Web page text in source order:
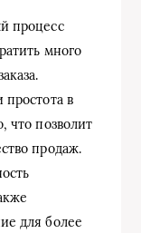
процесс
много
простота в
что позволит
продаж.
для более